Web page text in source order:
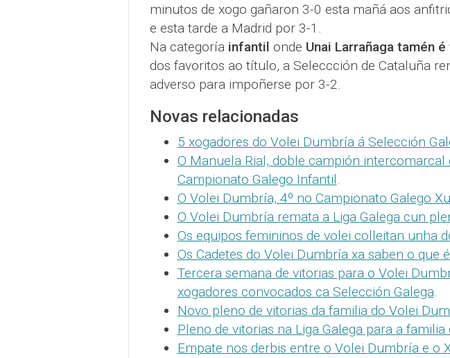
minutos de xogo gañaron 3-0 esta mañá aos
e esta tarde a Madrid por 3-1.
Na categoría infantil onde Unai Larrañaga tamén
dos favoritos ao título, a Seleccción de Cataluña
adverso para impoñerse por 3-2.
Novas relacionadas
5 xogadores do Volei Dumbría á Selección
O Manuela Rial, doble campión intercomarcal
Campionato Galego Infantil.
O Volei Dumbría, 4º no Campionato Galego
O Volei Dumbría remata a Liga Galega cun
Os equipos femininos de volei colleitan unha
Os Cadetes do Volei Dumbría xa saben o que
Tercera semana de vitorias para o Volei
xogadores convocados ca Selección Galega.
Novo pleno de vitorias da familia do Volei
Pleno de vitorias na Liga Galega para a
Empate nos derbis entre o Volei Dumbría e o